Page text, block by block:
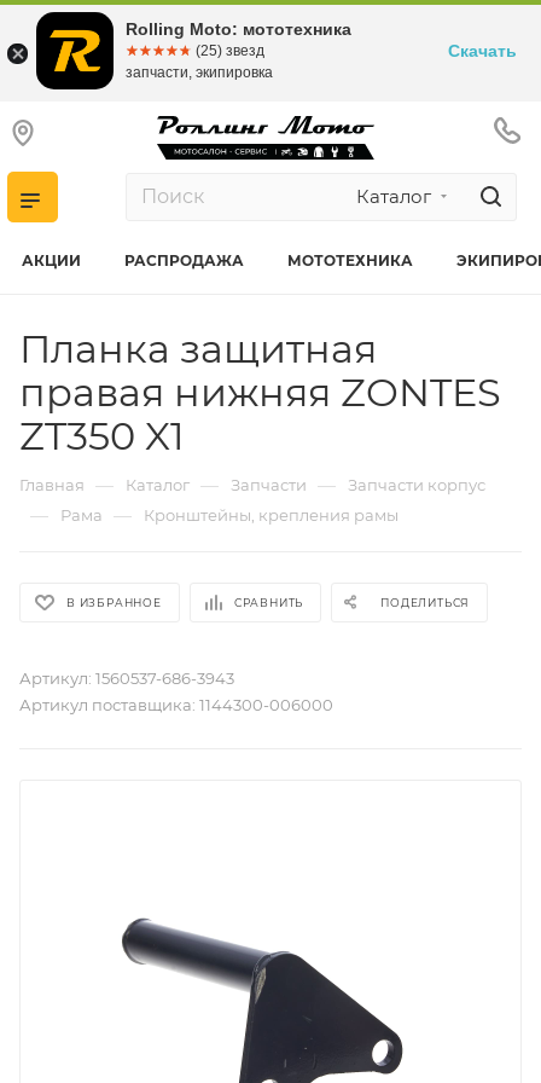
Каталог
АКЦИИ РАСПРОДАЖА МОТОТЕХНИКА
Планка защитная
правая нижняя ZONTES
ZT350 X1
Главная — Каталог — Запчасти — Запчасти корпус
— Рама — Кронштейны, крепления рамы
В ИЗБРАННОЕ СРАВНИТЬ ПОДЕЛИТЬСЯ
Артикул: 1560537-686-3943
Артикул поставщика: 1144300-006000
Rolling Moto: мототехника
☆☆☆☆☆
★★★★★ (25) звезд
запчасти, экипировка
Скачать